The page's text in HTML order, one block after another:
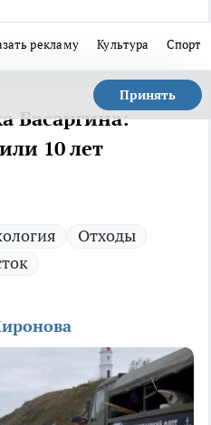
рекламу Культура Спорт
Принять
Басаргина:
10 лет
Отходы